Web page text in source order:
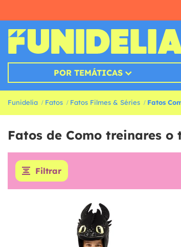
POR TEMÁTICAS
Funidelia Fatos Fatos Filmes & Séries Fatos
Fatos de Como treinares o
Filtrar